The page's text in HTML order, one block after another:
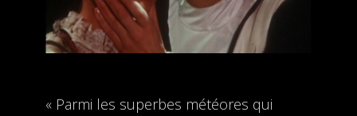
« Parmi les superbes météores qui